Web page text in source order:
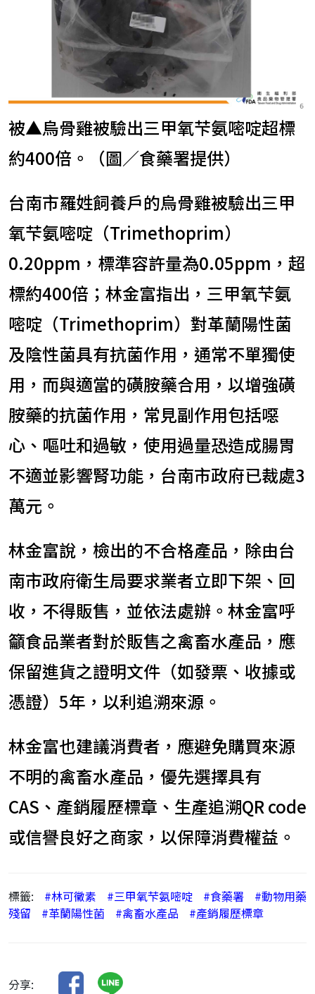
被▲烏骨雞被驗出三甲氧芐氨嘧啶超標
約400倍。（圖／食藥署提供）
台南市羅姓飼養戶的烏骨雞被驗出三甲
氧芐氨嘧啶（Trimethoprim）
0.20ppm，標準容許量為0.05ppm，超
標約400倍；林金富指出，三甲氧芐氨
嘧啶（Trimethoprim）對革蘭陽性菌
及陰性菌具有抗菌作用，通常不單獨使
用，而與適當的磺胺藥合用，以增強磺
胺藥的抗菌作用，常見副作用包括噁
心、嘔吐和過敏，使用過量恐造成腸胃
不適並影響腎功能，台南市政府已裁處3
萬元。
林金富說，檢出的不合格產品，除由台
南市政府衛生局要求業者立即下架、回
收，不得販售，並依法處辦。林金富呼
籲食品業者對於販售之禽畜水產品，應
保留進貨之證明文件（如發票、收據或
憑證）5年，以利追溯來源。
林金富也建議消費者，應避免購買來源
不明的禽畜水產品，優先選擇具有
CAS、產銷履歷標章、生產追溯QR code
或信譽良好之商家，以保障消費權益。
標籤: #林可黴素 #三甲氧芐氨嘧啶 #食藥署
#動物用藥
殘留
#革蘭陽性菌 #禽畜水產品 #產銷履歷標章
分享: